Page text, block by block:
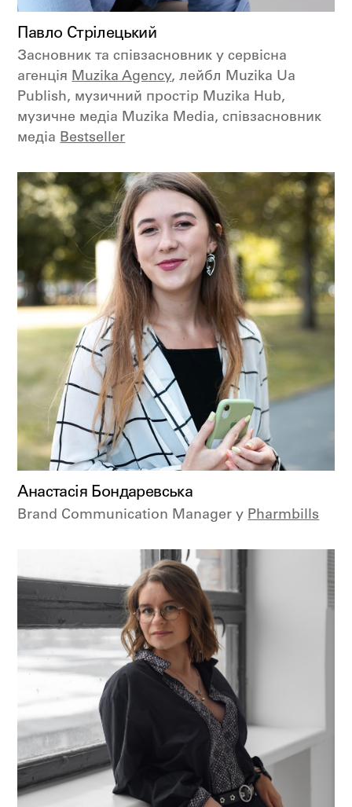
Павло Стрілецький
Засновник та співзасновник у сервісна
агенція Muzika Agency, лейбл Muzika Ua
Publish, музичний простір Muzika Hub,
музичне медіа Muzika Media, співзасновник
медіа Bestseller
Анастасія Бондаревська
Brand Communication Manager у Pharmbills